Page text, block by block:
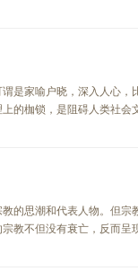
是家喻户晓，深入人心，
的枷锁，是阻碍人类社会
的思潮和代表人物。但宗
教不但没有衰亡，反而呈